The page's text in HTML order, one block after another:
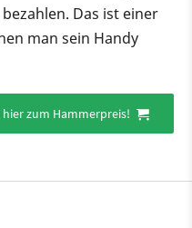
bezahlen. Das ist einer
man sein Handy
zum Hammerpreis!